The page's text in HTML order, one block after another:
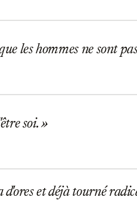
les hommes ne sont
soi.
et déjà tourné